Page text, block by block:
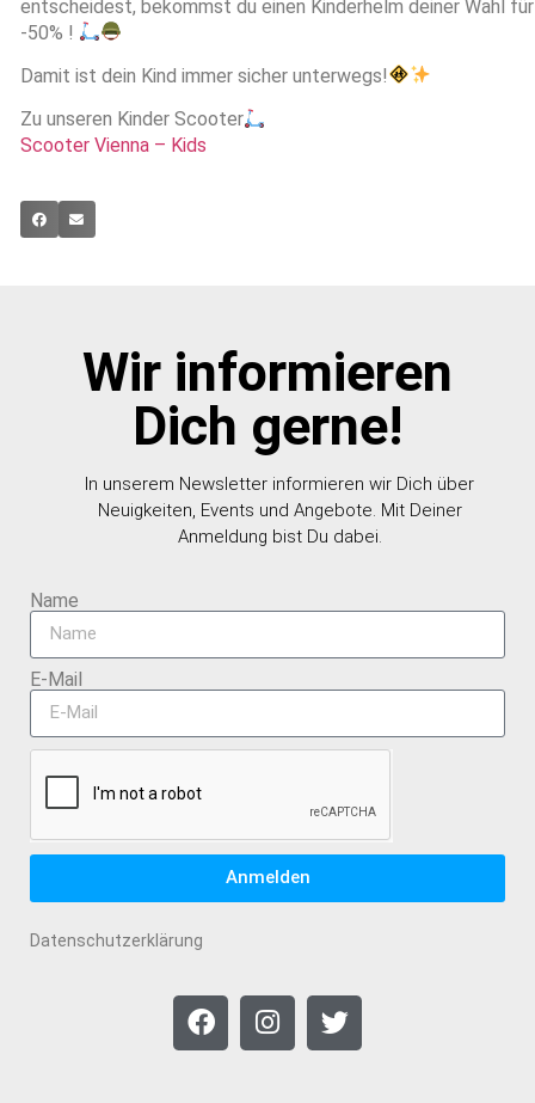
entscheidest, bekommst du einen Kinderhelm deiner Wahl für
-50% !
Damit ist dein Kind immer sicher unterwegs!
Zu unseren Kinder Scooter
Scooter Vienna – Kids
Wir informieren
Dich gerne!
In unserem Newsletter informieren wir Dich über
Neuigkeiten, Events und Angebote. Mit Deiner
Anmeldung bist Du dabei.
Name
E-Mail
Anmelden
Datenschutzerklärung